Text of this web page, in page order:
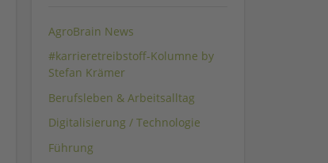
AgroBrain News
#karrieretreibstoff-Kolumne by
Stefan Krämer
Berufsleben & Arbeitsalltag
Digitalisierung / Technologie
Führung